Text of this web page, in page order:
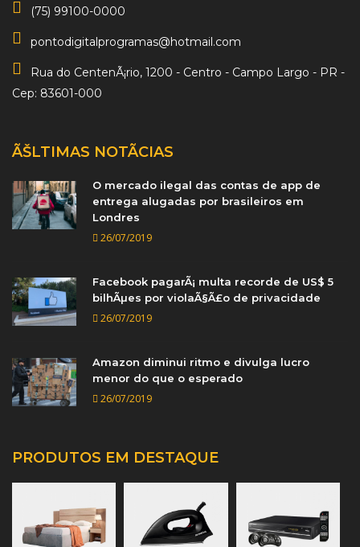
(75) 99100-0000
pontodigitalprogramas@hotmail.com
Rua do CentenÃ¡rio, 1200 - Centro - Campo Largo - PR -
Cep: 83601-000
ÃŠLTIMAS NOTÃ­CIAS
O mercado ilegal das contas de app de
entrega alugadas por brasileiros em
Londres
26/07/2019
Facebook pagarÃ¡ multa recorde de US$ 5
bilhÃµes por violaÃ§Ã£o de privacidade
26/07/2019
Amazon diminui ritmo e divulga lucro
menor do que o esperado
26/07/2019
PRODUTOS EM DESTAQUE